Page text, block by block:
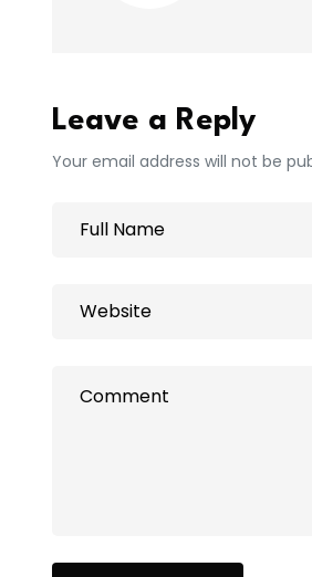
Leave a Reply
Your email address will not be